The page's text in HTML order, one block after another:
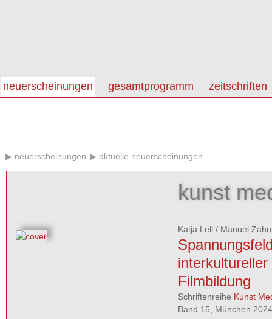
neuerscheinungen gesamtprogramm zeitschriften
neuerscheinungen aktuelle neuerscheinungen
kunst
Katja Lell / Manuel Zahn
interkultureller
Filmbildung
Schriftenreihe Kunst
Band 15, München